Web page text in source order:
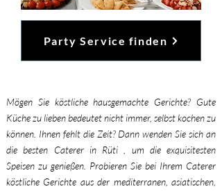
Party Service finden
Mögen Sie köstliche hausgemachte Gerichte? Gute
Küche zu lieben bedeutet nicht immer, selbst kochen zu
können. Ihnen fehlt die Zeit? Dann wenden Sie sich an
die besten Caterer in Rüti , um die exquisitesten
Speisen zu genießen. Probieren Sie bei Ihrem Caterer
köstliche Gerichte aus der mediterranen, asiatischen,